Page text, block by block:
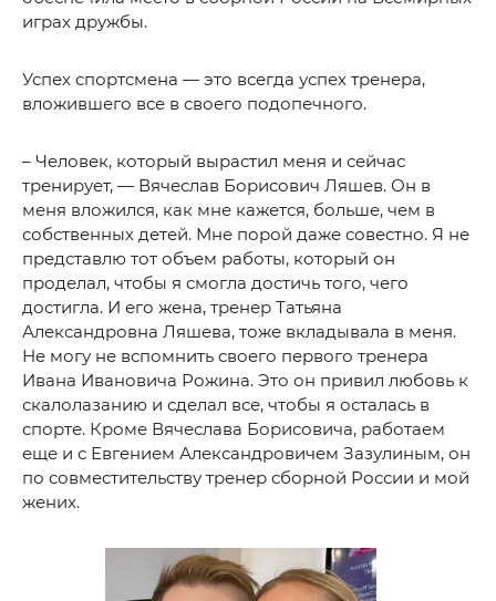
играх дружбы.
Успех спортсмена — это всегда успех тренера,
вложившего все в своего подопечного.
– Человек, который вырастил меня и сейчас
тренирует, — Вячеслав Борисович Ляшев. Он в
меня вложился, как мне кажется, больше, чем в
собственных детей. Мне порой даже совестно. Я не
представлю тот объем работы, который он
проделал, чтобы я смогла достичь того, чего
достигла. И его жена, тренер Татьяна
Александровна Ляшева, тоже вкладывала в меня.
Не могу не вспомнить своего первого тренера
Ивана Ивановича Рожина. Это он привил любовь к
скалолазанию и сделал все, чтобы я осталась в
спорте. Кроме Вячеслава Борисовича, работаем
еще и с Евгением Александровичем Зазулиным, он
по совместительству тренер сборной России и мой
жених.